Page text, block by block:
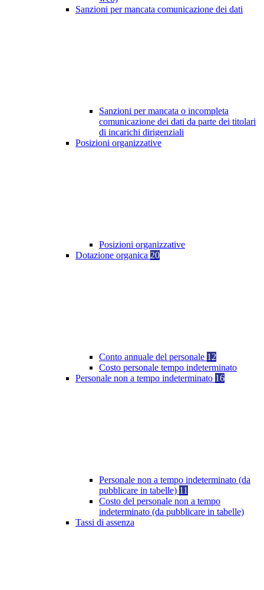
Sanzioni per mancata comunicazione dei dati
Sanzioni per mancata o incompleta
comunicazione dei dati da parte dei titolari
di incarichi dirigenziali
Posizioni organizzative
Posizioni organizzative
Dotazione organica 20
Conto annuale del personale 12
Costo personale tempo indeterminato
Personale non a tempo indeterminato 16
Personale non a tempo indeterminato (da
pubblicare in tabelle) 11
Costo del personale non a tempo
indeterminato (da pubblicare in tabelle)
Tassi di assenza